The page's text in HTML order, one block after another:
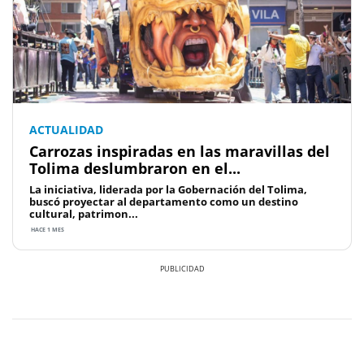
ACTUALIDAD
Carrozas inspiradas en las maravillas del
Tolima deslumbraron en el...
La iniciativa, liderada por la Gobernación del Tolima,
buscó proyectar al departamento como un destino
cultural, patrimon...
HACE 1 MES